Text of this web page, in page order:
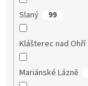
Slaný 99
Klášterec nad Ohří
Mariánské Lázně